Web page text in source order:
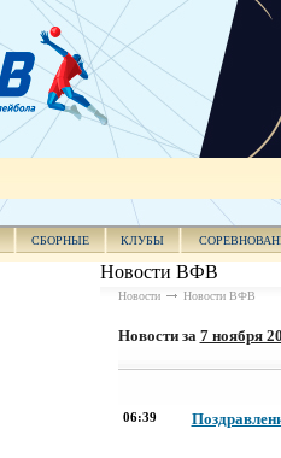
СБОРНЫЕ КЛУБЫ
Новости ВФВ
Новости Новости ВФВ
Новости за 7 ноября
06:39